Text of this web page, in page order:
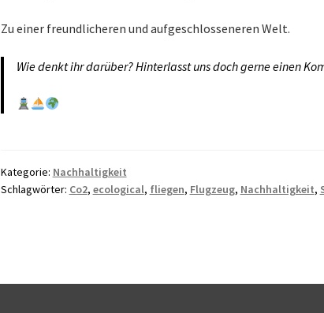
Zu einer freundlicheren und aufgeschlosseneren Welt.
Wie denkt ihr darüber? Hinterlasst uns doch gerne einen
Kategorie: Nachhaltigkeit
Schlagwörter: Co2, ecological, fliegen, Flugzeug, Nachhaltigkeit,